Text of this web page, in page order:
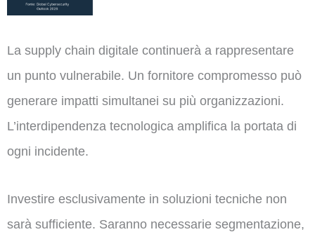
La supply chain digitale continuerà a rappresentare
un punto vulnerabile. Un fornitore compromesso può
generare impatti simultanei su più organizzazioni.
L’interdipendenza tecnologica amplifica la portata di
ogni incidente.
Investire esclusivamente in soluzioni tecniche non
sarà sufficiente. Saranno necessarie segmentazione,